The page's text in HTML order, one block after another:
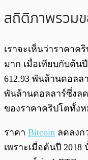
สถิติภาพรวม
เราจะเห็นว่าราคาค
มาก เมื่อเทียบกับต้
612.93 พันล้านดอลล
พันล้านดอลลาร์ซึ่งลด
ของราคาคริปโตทั้ง
ราคา Bitcoin ลดลงก
เพราะเมื่อต้นปี 2018